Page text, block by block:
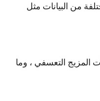
من البيانات مثل
المزيج التعسفي ، وما